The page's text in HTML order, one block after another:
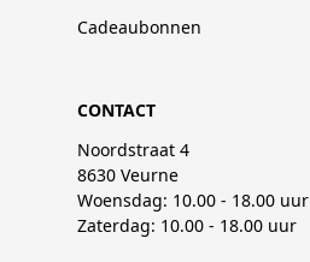
Cadeaubonnen
CONTACT
Noordstraat 4
8630 Veurne
Woensdag: 10.00 - 18.00 uur
Zaterdag: 10.00 - 18.00 uur